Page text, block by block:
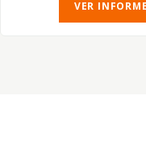
VER INFORME